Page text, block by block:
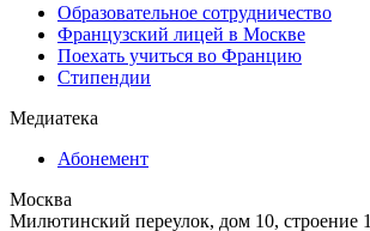
Образовательное сотрудничество
Французский лицей в Москве
Поехать учиться во Францию
Стипендии
Медиатека
Абонемент
Москва
Милютинский переулок, дом 10, строение 1